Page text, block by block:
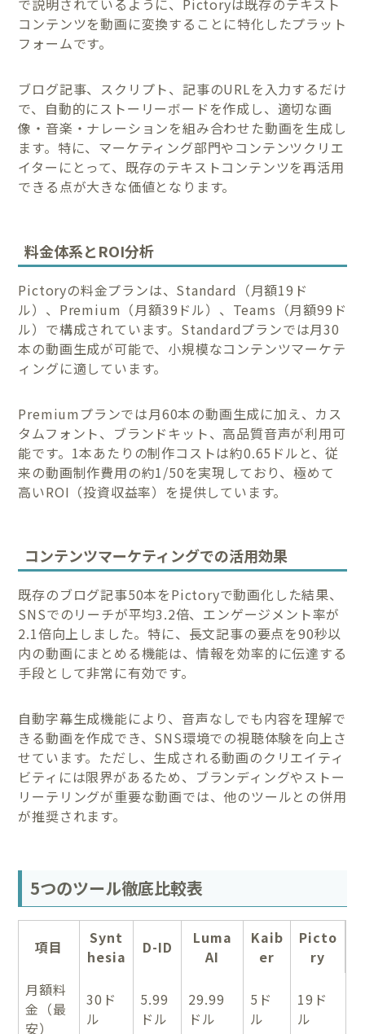
で説明されているように、Pictoryは既存のテキスト
コンテンツを動画に変換することに特化したプラット
フォームです。
ブログ記事、スクリプト、記事のURLを入力するだけ
で、自動的にストーリーボードを作成し、適切な画
像・音楽・ナレーションを組み合わせた動画を生成し
ます。特に、マーケティング部門やコンテンツクリエ
イターにとって、既存のテキストコンテンツを再活用
できる点が大きな価値となります。
料金体系とROI分析
Pictoryの料金プランは、Standard（月額19ド
ル）、Premium（月額39ドル）、Teams（月額99ド
ル）で構成されています。Standardプランでは月30
本の動画生成が可能で、小規模なコンテンツマーケテ
ィングに適しています。
Premiumプランでは月60本の動画生成に加え、カス
タムフォント、ブランドキット、高品質音声が利用可
能です。1本あたりの制作コストは約0.65ドルと、従
来の動画制作費用の約1/50を実現しており、極めて
高いROI（投資収益率）を提供しています。
コンテンツマーケティングでの活用効果
既存のブログ記事50本をPictoryで動画化した結果、
SNSでのリーチが平均3.2倍、エンゲージメント率が
2.1倍向上しました。特に、長文記事の要点を90秒以
内の動画にまとめる機能は、情報を効率的に伝達する
手段として非常に有効です。
自動字幕生成機能により、音声なしでも内容を理解で
きる動画を作成でき、SNS環境での視聴体験を向上さ
せています。ただし、生成される動画のクリエイティ
ビティには限界があるため、ブランディングやストー
リーテリングが重要な動画では、他のツールとの併用
が推奨されます。
5つのツール徹底比較表
項目
Synt
hesia
D-ID
Luma
AI
Kaib
er
Picto
ry
月額料
金（最
安）
30ド
ル
5.99
ドル
29.99
ドル
5ド
ル
19ド
ル